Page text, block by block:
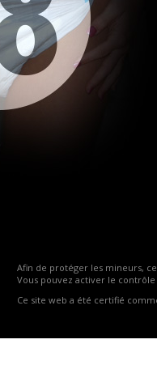
Afin de protéger les mineurs,
Vous pouvez activer le
Ce site web a été certifié